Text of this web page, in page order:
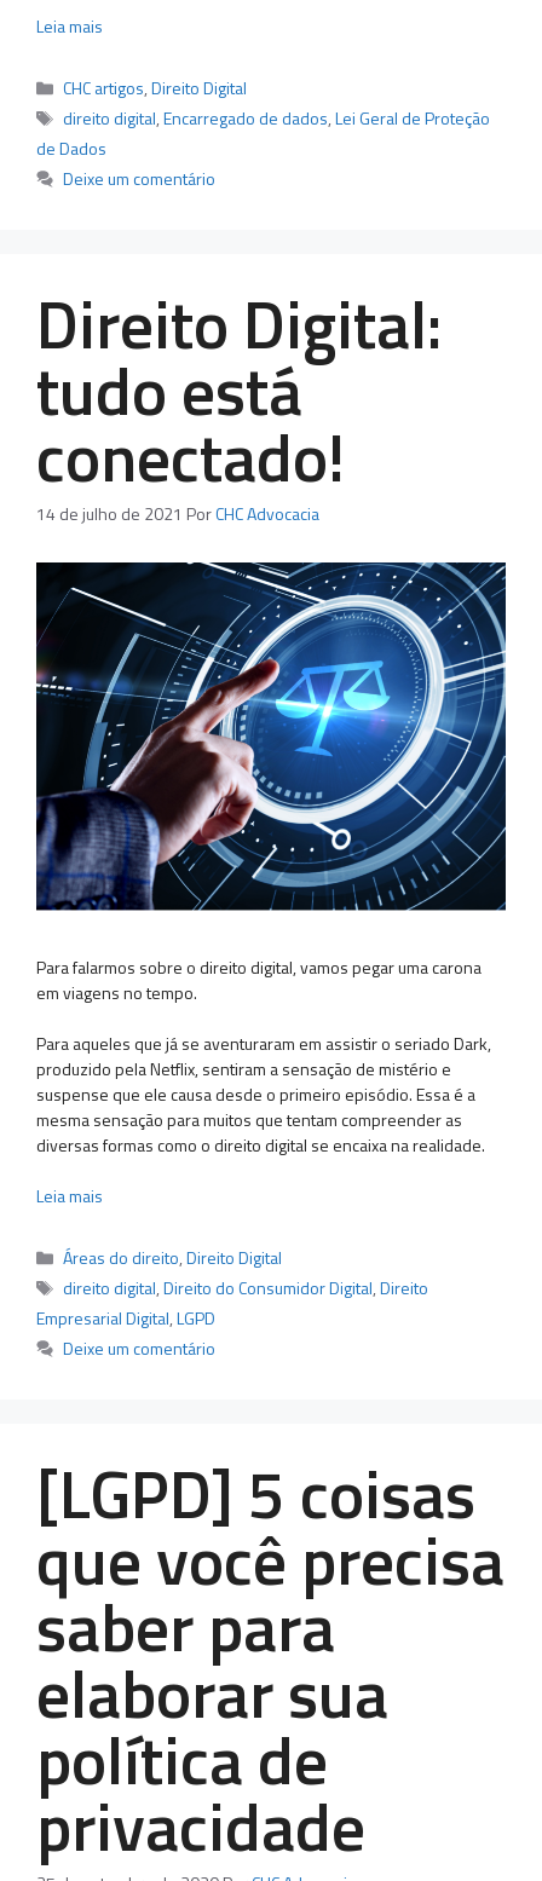
Leia mais
Categorias
CHC artigos,Direito Digital
Tags
direito digital,Encarregado de dados,Lei Geral de Proteção
de Dados
Deixe um comentário
Direito Digital:
tudo está
conectado!
14 de julho de 2021 PorCHC Advocacia
Para falarmos sobre o direito digital, vamos pegar uma carona
em viagens no tempo.
Para aqueles que já se aventuraram em assistir o seriado Dark,
produzido pela Netflix, sentiram a sensação de mistério e
suspense que ele causa desde o primeiro episódio. Essa é a
mesma sensação para muitos que tentam compreender as
diversas formas como o direito digital se encaixa na realidade.
Leia mais
Categorias
Áreas do direito,Direito Digital
Tags
direito digital,Direito do Consumidor Digital,Direito
Empresarial Digital,LGPD
Deixe um comentário
[LGPD] 5 coisas
que você precisa
saber para
elaborar sua
política de
privacidade